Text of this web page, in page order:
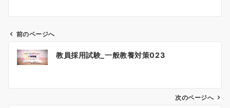
前のページへ
教員採用試験_一般教養対策023
次のページへ